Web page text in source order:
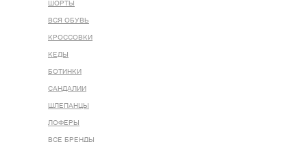
ШОРТЫ
ВСЯ ОБУВЬ
КРОССОВКИ
КЕДЫ
БОТИНКИ
САНДАЛИИ
ШЛЕПАНЦЫ
ЛОФЕРЫ
ВСЕ БРЕНДЫ